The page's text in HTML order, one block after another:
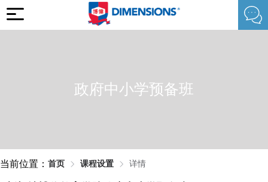
政府中小学预备班
当前位置： 首页 课程设置 详情